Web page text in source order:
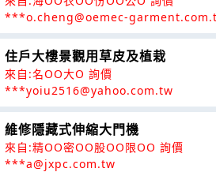
***o.cheng@oemec-
住戶大樓景觀用草皮及植栽
來自:名OO大O 詢價
***yoiu2516@yahoo.com.tw
維修隱藏式伸縮大門機
來自:精OO密OO股OO限OO 詢價
***a@jxpc.com.tw